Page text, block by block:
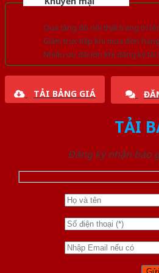
Quà tặng đồ nội thất trang trí
Giảm trực tiếp khi mua đơn
Nhiều ưu đãi lớn khi đăng ký
TẢI BẢNG GIÁ
TẢI
Đăng ký nhận báo